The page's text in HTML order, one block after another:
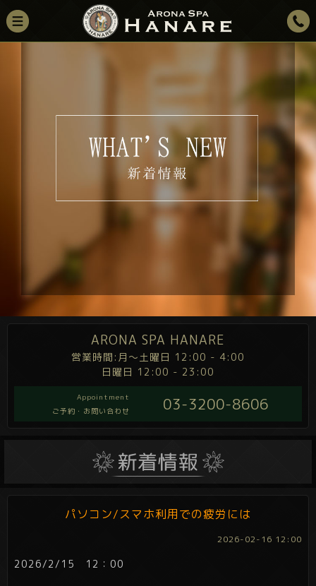
ARONA SPA HANARE
営業時間:月～土曜日 12:00 - 4:00
日曜日 12:00 - 23:00
Appointment
ご予約・お問い合わせ
03-3200-8606
パソコン/スマホ利用での疲労には
2026-02-16 12:00
2026/2/15 12：00